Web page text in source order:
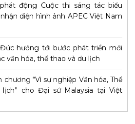
động Cuộc thi sáng tác biểu
diện hình ảnh APEC Việt Nam
hướng tới bước phát triển mới
văn hóa, thể thao và du lịch
chương “Vì sự nghiệp Văn hóa, Thể
cho Đại sứ Malaysia tại Việt